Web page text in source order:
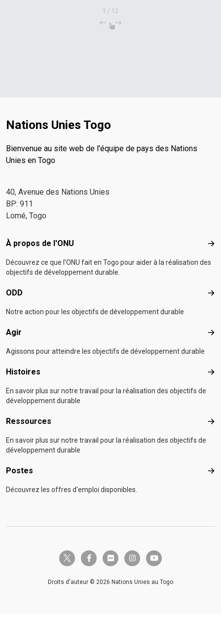
1 / 12
Nations Unies Togo
Bienvenue au site web de l'équipe de pays des Nations
Unies en Togo
40, Avenue des Nations Unies
BP: 911
Lomé, Togo
Footer menu
À propos de l'ONU À
Découvrez ce que l'ONU fait en Togo pour aider à la réalisation des
objectifs de développement durable.
ODD
Notre action pour les objectifs de développement durable
Agir Agir
Agissons pour atteindre les objectifs de développement durable
Histoires
En savoir plus sur notre travail pour la réalisation des objectifs de
développement durable
Ressources
En savoir plus sur notre travail pour la réalisation des objectifs de
développement durable
Postes
Découvrez les offres d'emploi disponibles.
twitter-x facebook-fflickr instagramyoutube
Droits d'auteur © 2026 Nations Unies au Togo